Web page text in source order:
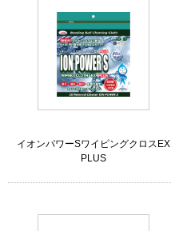
イオンパワーSワイピングクロスEX
PLUS